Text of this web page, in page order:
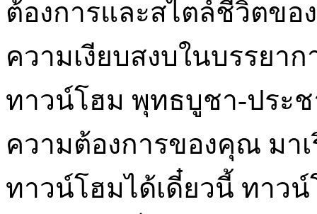
ต้องการและสไตล์ชีวิตข
ความเงียบสงบในบรรยา
ทาวน์โฮม พุทธบูชา-ประ
ความต้องการของคุณ มา
ทาวน์โฮมได้เดี๋ยวนี้ ทาว